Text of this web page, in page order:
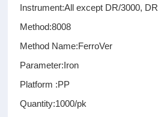
Instrument:All except DR/3000,
Method:8008
Method Name:FerroVer
Parameter:Iron
Platform :PP
Quantity:1000/pk